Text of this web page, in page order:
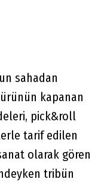
sahadan
kapanan
pick&roll
tarif edilen
olarak gören
tribün